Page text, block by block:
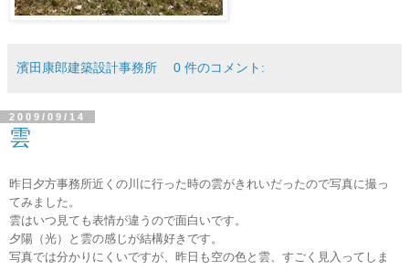
濱田康郎建築設計事務所 0 件のコメント:
2009/09/14
雲
昨日夕方事務所近くの川に行った時の雲がきれいだったので写真に撮っ
てみました。
雲はいつ見ても表情が違うので面白いです。
夕陽（光）と雲の感じが結構好きです。
写真では分かりにくいですが、昨日も空の色と雲、すごく見入ってしま